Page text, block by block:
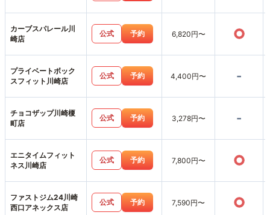
カーブスパレール川
崎店
公式 予約 6,820円〜 ○
プライベートボック
スフィット川崎店
公式 予約 4,400円〜 -
チョコザップ川崎榎
町店
公式 予約 3,278円〜 -
エニタイムフィット
ネス川崎店
公式 予約 7,800円〜 ○
ファストジム24川崎
西口アネックス店
公式 予約 7,590円〜 ○